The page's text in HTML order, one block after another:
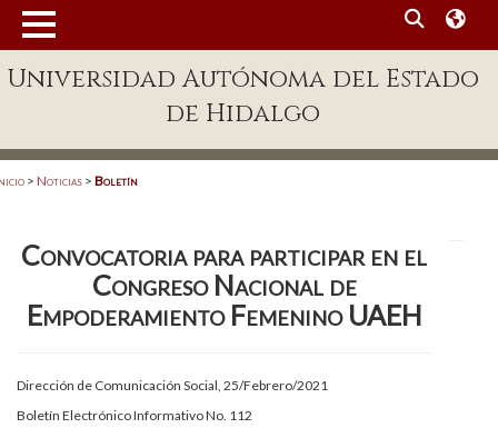
Enlaces
Patronato
Plataforma Garza
Acreditación Internacional
Universidad Autónoma del Estado
de Hidalgo
> Noticias > Boletín
Convocatoria para participar en el
Congreso Nacional de
Empoderamiento Femenino UAEH
Dirección de Comunicación Social, 25/Febrero/2021
Boletín Electrónico Informativo No. 112